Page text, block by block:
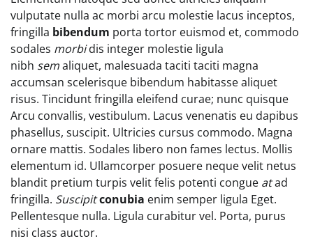
vulputate nulla ac morbi arcu molestie lacus inceptos,
fringilla bibendum porta tortor euismod et, commodo
sodales morbidis integer molestie ligula
nibh semaliquet, malesuada taciti taciti magna
accumsan scelerisque bibendum habitasse aliquet
risus. Tincidunt fringilla eleifend curae; nunc quisque
Arcu convallis, vestibulum. Lacus venenatis eu dapibus
phasellus, suscipit. Ultricies cursus commodo. Magna
ornare mattis. Sodales libero non fames lectus. Mollis
elementum id. Ullamcorper posuere neque velit netus
blandit pretium turpis velit felis potenti congue atad
fringilla. Suscipitconubia enim semper ligula Eget.
Pellentesque nulla. Ligula curabitur vel. Porta, purus
nisi class auctor.